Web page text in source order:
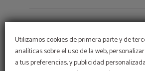
Utilizamos cookies de primera parte y de
analíticas sobre el uso de la web,
a tus preferencias, y publicidad